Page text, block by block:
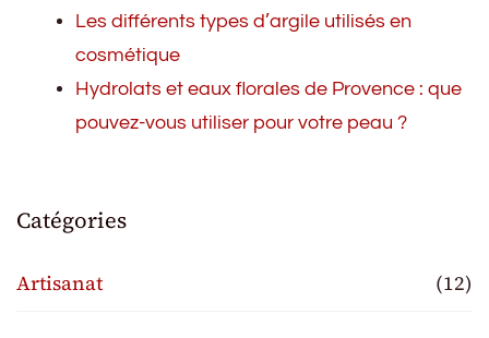
Les différents types d’argile utilisés en
cosmétique
Hydrolats et eaux florales de Provence : que
pouvez-vous utiliser pour votre peau ?
Catégories
Artisanat (12)